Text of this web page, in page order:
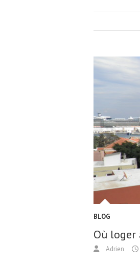
BLOG
Où loger
Adrien